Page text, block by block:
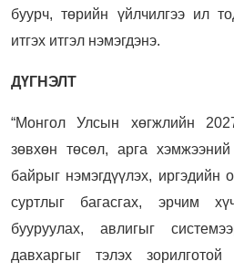
буурч, төрийн үйлчилгээ ил
итгэх итгэл нэмэгдэнэ.
ДҮГНЭЛТ
“Монгол Улсын хөгжлийн
зөвхөн төсөл, арга
байрыг нэмэгдүүлэх, иргэдийн
суртлыг багасгах, эрчим
бууруулах, авлигыг
давхаргыг тэлэх